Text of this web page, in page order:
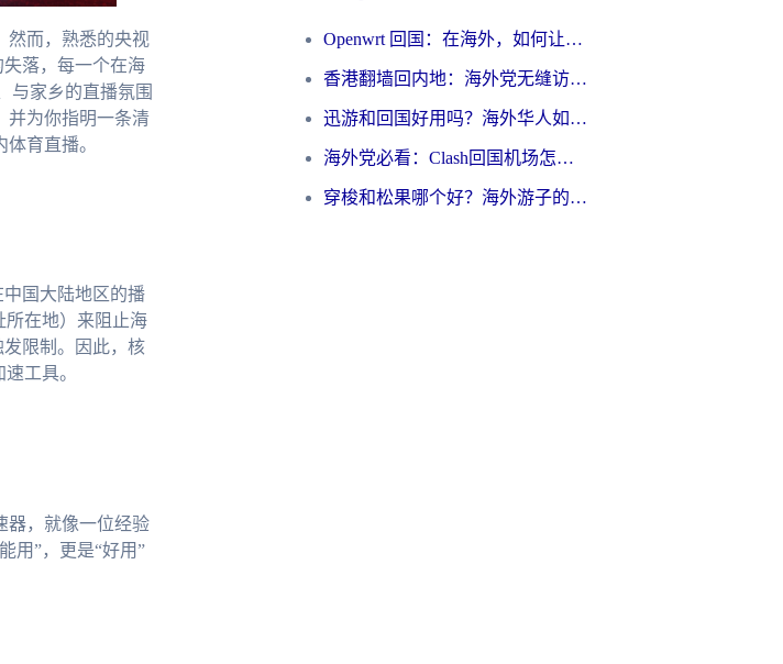
然而，熟悉的央视
落，每一个在海
与家乡的直播氛围
并为你指明一条清
育直播。
国大陆地区的播
所在地）来阻止海
限制。因此，核
工具。
器，就像一位经验
用”，更是“好用”
Openwrt 回国：在海外，如何让家的网络触手可及
香港翻墙回内地：海外党无缝访问国内资源的加速器选择全攻略
迅游和回国好用吗？海外华人如何选择靠谱的回国加速器
海外党必看：Clash回国机场怎么选？一篇搞定无缝访问国内资源的全攻略
穿梭和松果哪个好？海外游子的数字归乡路，到底该怎么选